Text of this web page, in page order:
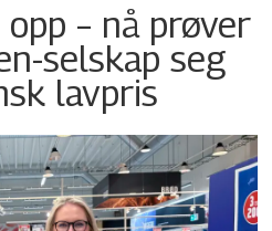
– nå prøver
selskap seg
lavpris